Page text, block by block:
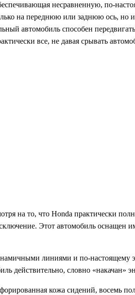
несравненную, по-
на переднюю или заднюю ось, но и
автомобиль способен
все, не давая срывать
на то, что Honda практически
Этот автомобиль оснащен
линиями и по-настоящему
действительно, словно «накачан»
кожа сидений, восемь